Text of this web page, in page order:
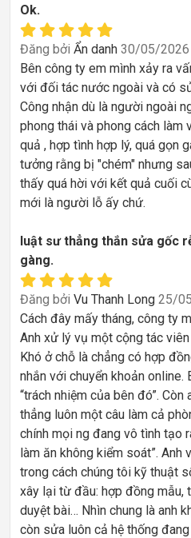
Ok.
Đăng bởi Ẩn danh 30/05/2026
Bên công ty em mình xảy ra
với đối tác nước ngoài và có
Công nhận dù là người ngoài
phong thái và phong cách làm
quả , hợp tình hợp lý, quá gọn
tưởng rằng bị "chém" nhưng
thấy quá hời với kết quả cuối
mới là người lỗ ấy chứ.
luật sư thẳng thắn sửa gốc
gàng.
Đăng bởi Vu Thanh Long 25/
Cách đây mấy tháng, công ty
Anh xử lý vụ một cộng tác
Khó ở chỗ là chẳng có hợp
nhắn với chuyển khoản online.
“trách nhiệm của bên đó”. Còn
thẳng luôn một câu làm cả
chính mọi ng đang vô tình tạo
làm ăn không kiểm soát”. Anh
trong cách chúng tôi kỹ thuật
xây lại từ đầu: hợp đồng mẫu,
duyệt bài… Nhìn chung là anh
còn sửa luôn cả hệ thống